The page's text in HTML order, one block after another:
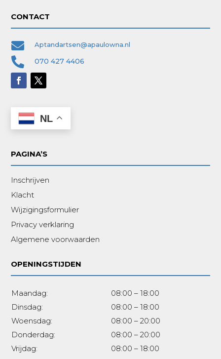
CONTACT
 Aptandartsen@apaulowna.nl
 070 427 4406
NL
PAGINA’S
Inschrijven
Klacht
Wijzigingsformulier
Privacy verklaring
Algemene voorwaarden
OPENINGSTIJDEN
Maandag:
08:00 – 18:00
Dinsdag:
08:00 – 18:00
Woensdag:
08:00 – 20:00
Donderdag:
08:00 – 20:00
Vrijdag:
08:00 – 18:00